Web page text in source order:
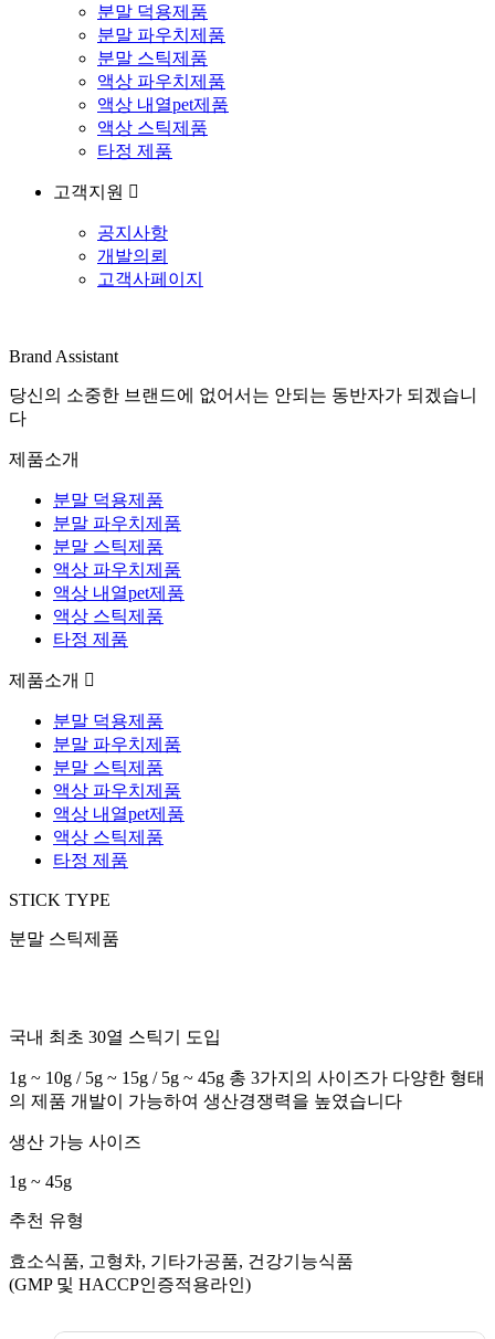
분말 덕용제품
분말 파우치제품
분말 스틱제품
액상 파우치제품
액상 내열pet제품
액상 스틱제품
타정 제품
고객지원
공지사항
개발의뢰
고객사페이지
Brand Assistant
당신의 소중한 브랜드에 없어서는 안되는 동반자가 되겠습니
다
제품소개
분말 덕용제품
분말 파우치제품
분말 스틱제품
액상 파우치제품
액상 내열pet제품
액상 스틱제품
타정 제품
제품소개
분말 덕용제품
분말 파우치제품
분말 스틱제품
액상 파우치제품
액상 내열pet제품
액상 스틱제품
타정 제품
STICK TYPE
분말 스틱제품
국내 최초 30열 스틱기 도입
1g ~ 10g / 5g ~ 15g / 5g ~ 45g 총 3가지의 사이즈가 다양한 형태
의 제품 개발이 가능하여 생산경쟁력을 높였습니다
생산 가능 사이즈
1g ~ 45g
추천 유형
효소식품, 고형차, 기타가공품, 건강기능식품
(GMP 및 HACCP인증적용라인)